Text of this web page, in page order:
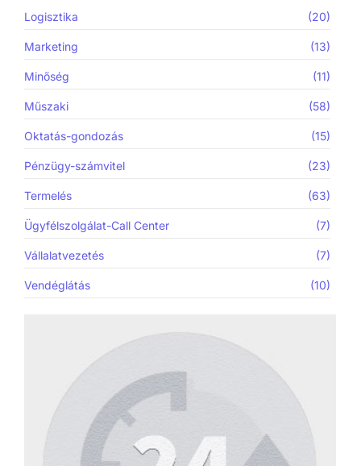
Logisztika (20)
Marketing (13)
Minőség (11)
Műszaki (58)
Oktatás-gondozás (15)
Pénzügy-számvitel (23)
Termelés (63)
Ügyfélszolgálat-Call Center (7)
Vállalatvezetés (7)
Vendéglátás (10)